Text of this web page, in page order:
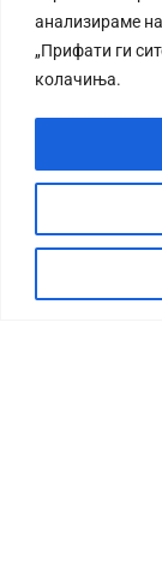
анализираме
„Прифати ги
колачиња.